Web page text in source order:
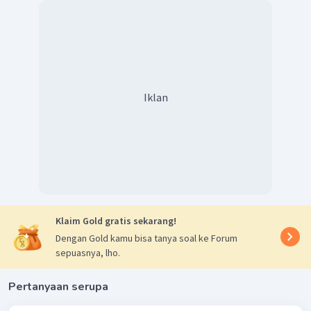
Iklan
Klaim Gold gratis sekarang!
Dengan Gold kamu bisa tanya soal ke Forum
sepuasnya, lho.
Pertanyaan serupa